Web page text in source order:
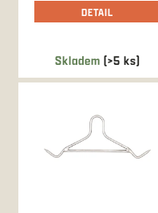
Skladem (>5 ks)
DETAIL